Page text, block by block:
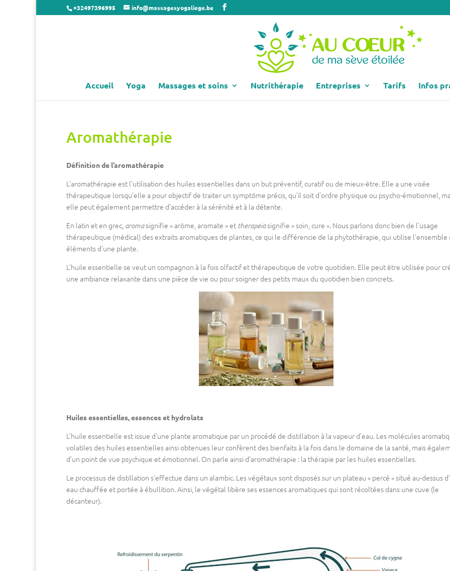
+32497396995 info@massagesyogaliege.be
Accueil Yoga Massages et soins Nutrithérapie Entreprises Tarifs Infos
Aromathérapie
Définition de l’aromathérapie
L’aromathérapie est l’utilisation des huiles essentielles dans un but préventif, curatif ou de mieux-être. Elle a une visée
thérapeutique lorsqu’elle a pour objectif de traiter un symptôme précis, qu’il soit d’ordre physique ou psycho-émotionnel,
elle peut également permettre d’accéder à la sérénité et à la détente.
En latin et en grec, aromasignifie « arôme, aromate » et therapeiasignifie « soin, cure ». Nous parlons donc bien de l’usage
thérapeutique (médical) des extraits aromatiques de plantes, ce qui le différencie de la phytothérapie, qui utilise l’ensemble
éléments d’une plante.
L’huile essentielle se veut un compagnon à la fois olfactif et thérapeutique de votre quotidien. Elle peut être utilisée pour
une ambiance relaxante dans une pièce de vie ou pour soigner des petits maux du quotidien bien concrets.
Huiles essentielles, essences et hydrolats
L’huile essentielle est issue d’une plante aromatique par un procédé de distillation à la vapeur d’eau. Les molécules
volatiles des huiles essentielles ainsi obtenues leur confèrent des bienfaits à la fois dans le domaine de la santé, mais
d’un point de vue psychique et émotionnel. On parle ainsi d’aromathérapie : la thérapie par les huiles essentielles.
Le processus de distillation s’effectue dans un alambic. Les végétaux sont disposés sur un plateau « percé » situé au-dessus
eau chauffée et portée à ébullition. Ainsi, le végétal libère ses essences aromatiques qui sont récoltées dans une cuve (le
décanteur).